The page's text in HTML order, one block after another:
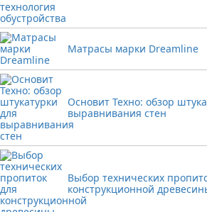
Матрасы марки Dreamline
Основит Техно: обзор
выравнивания стен
Выбор технических
конструкционной